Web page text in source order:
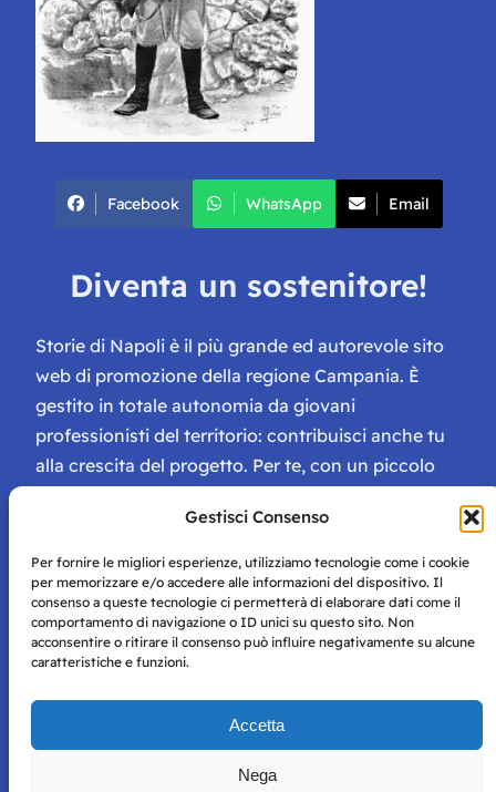
Gestisci Consenso
Per fornire le migliori esperienze, utilizziamo tecnologie come i cookie
per memorizzare e/o accedere alle informazioni del dispositivo. Il
consenso a queste tecnologie ci permetterà di elaborare dati come il
comportamento di navigazione o ID unici su questo sito. Non
acconsentire o ritirare il consenso può influire negativamente su alcune
caratteristiche e funzioni.
Accetta
Nega
Facebook WhatsApp Email
Diventa un sostenitore!
Storie di Napoli è il più grande ed autorevole sito
web di promozione della regione Campania. È
gestito in totale autonomia da giovani
professionisti del territorio: contribuisci anche tu
alla crescita del progetto. Per te, con un piccolo
tessera di Storie Campane, libri e magazine gratis
e inviti ad eventi esclusivi!
Storie di Napoli è una testata registrata presso il tribunale di
per mero scopo didattico e informativo.